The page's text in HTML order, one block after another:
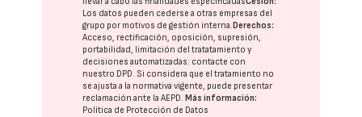
Los datos pueden cederse a otras empresas del
grupo por motivos de gestión interna. Derechos:
Acceso, rectificación, oposición, supresión,
portabilidad, limitación del tratatamiento y
decisiones automatizadas: contacte con
nuestro DPD. Si considera que el tratamiento no
se ajusta a la normativa vigente, puede presentar
reclamación ante laAEPD. Más información:
Política de Protección de Datos